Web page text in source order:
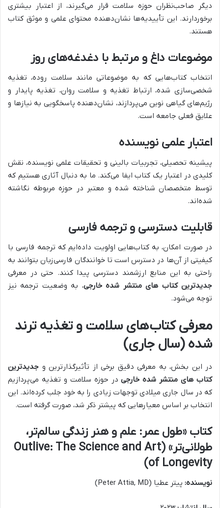
دیگر صاحب‌نظران حوزه سلامت قرار می‌گیرند، از اعتبار بیشتری
برخوردارند. این تأییدیه‌ها نشان‌دهنده محتوای علمی و موثق کتاب
هستند.
موضوعات داغ و مرتبط با دغدغه‌های روز
انتخاب کتاب‌هایی که به موضوعاتی مانند سلامت روده، تغذیه
شخصی‌سازی شده، ارتباط تغذیه و سلامت روان، تغذیه پایدار و
رژیم‌های گیاهی نوین می‌پردازند، نشان‌دهنده پاسخگویی به نیازها و
علایق فعلی جامعه است.
اعتبار علمی نویسنده
پیشینه تحصیلی، تجربیات بالینی و تحقیقات علمی نویسنده، نقش
کلیدی در اعتبار یک کتاب ایفا می‌کند. ما به دنبال آثاری هستیم که
توسط متخصصان شناخته شده و معتبر در حوزه مربوطه نگاشته
شده‌اند.
قابلیت دسترسی و ترجمه فارسی
در صورت امکان، به کتاب‌هایی اولویت داده‌ایم که ترجمه فارسی با
کیفیتی از آن‌ها در دسترس است تا خوانندگان فارسی‌زبان بتوانند به
راحتی به این منابع ارزشمند دسترسی پیدا کنند. حتی در معرفی
جدیدترین کتاب های منتشر شده خارجی، به وضعیت ترجمه نیز
توجه می‌شود.
معرفی کتاب‌های سلامت و تغذیه ترند
شده (سال جاری)
در این بخش، به معرفی دقیق برخی از تأثیرگذارترین و جدیدترین
کتاب های منتشر شده خارجیدر حوزه سلامت و تغذیه می‌پردازیم
که در سال جاری میلادی توجهات زیادی را به خود جلب کرده‌اند. این
انتخاب بر اساس معیارهایی که پیشتر ذکر شد، صورت گرفته است.
کتاب «طول عمر: علم و هنر زندگی سالم‌تر،
طولانی‌تر» (Outlive: The Science and Art
of Longevity)
نویسنده: پیتر عطیا (Peter Attia, MD)